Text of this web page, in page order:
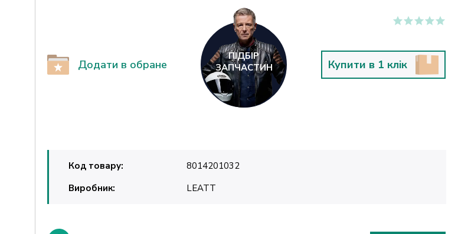
Додати в обране
ПІДБІР
ЗАПЧАСТИН
Купити в 1 клік
Код товару:
8014201032
Виробник:
LEATT